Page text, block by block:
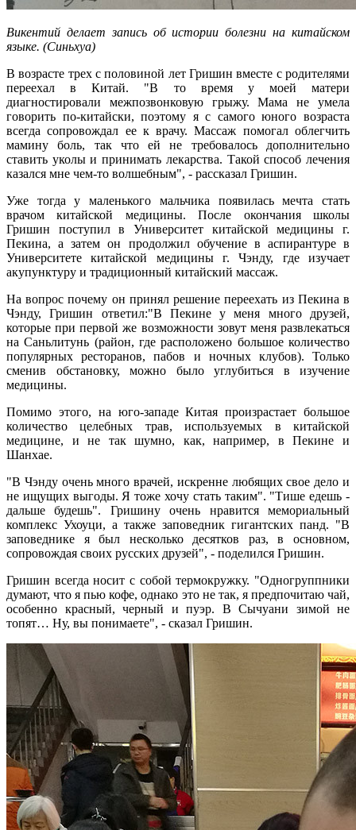
Викентий делает запись об истории болезни на китайском
языке. (Синьхуа)
В возрасте трех с половиной лет Гришин вместе с родителями
переехал в Китай. "В то время у моей матери
диагностировали межпозвонковую грыжу. Мама не умела
говорить по-китайски, поэтому я с самого юного возраста
всегда сопровождал ее к врачу. Массаж помогал облегчить
мамину боль, так что ей не требовалось дополнительно
ставить уколы и принимать лекарства. Такой способ лечения
казался мне чем-то волшебным", - рассказал Гришин.
Уже тогда у маленького мальчика появилась мечта стать
врачом китайской медицины. После окончания школы
Гришин поступил в Университет китайской медицины г.
Пекина, а затем он продолжил обучение в аспирантуре в
Университете китайской медицины г. Чэнду, где изучает
акупунктуру и традиционный китайский массаж.
На вопрос почему он принял решение переехать из Пекина в
Чэнду, Гришин ответил:"В Пекине у меня много друзей,
которые при первой же возможности зовут меня развлекаться
на Саньлитунь (район, где расположено большое количество
популярных ресторанов, пабов и ночных клубов). Только
сменив обстановку, можно было углубиться в изучение
медицины.
Помимо этого, на юго-западе Китая произрастает большое
количество целебных трав, используемых в китайской
медицине, и не так шумно, как, например, в Пекине и
Шанхае.
"В Чэнду очень много врачей, искренне любящих свое дело и
не ищущих выгоды. Я тоже хочу стать таким". "Тише едешь -
дальше будешь". Гришину очень нравится мемориальный
комплекс Ухоуци, а также заповедник гигантских панд. "В
заповеднике я был несколько десятков раз, в основном,
сопровождая своих русских друзей", - поделился Гришин.
Гришин всегда носит с собой термокружку. "Одногруппники
думают, что я пью кофе, однако это не так, я предпочитаю чай,
особенно красный, черный и пуэр. В Сычуани зимой не
топят… Ну, вы понимаете", - сказал Гришин.